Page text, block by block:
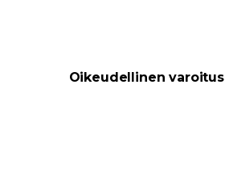
Oikeudellinen varoitus